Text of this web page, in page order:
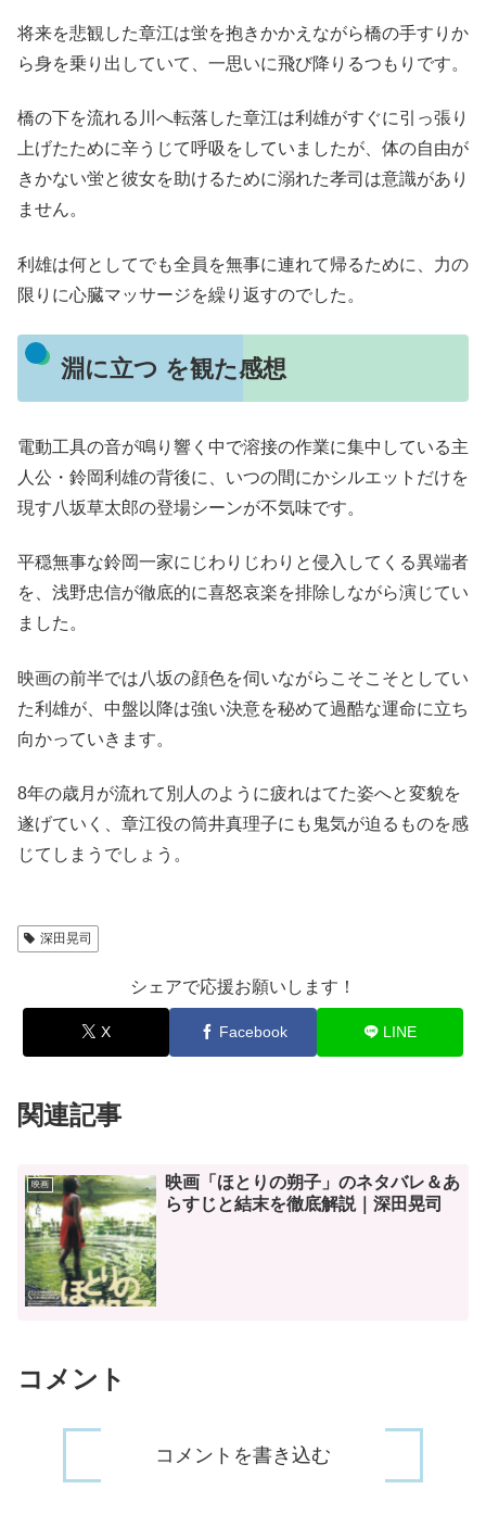
将来を悲観した章江は蛍を抱きかかえながら橋の手すりか
ら身を乗り出していて、一思いに飛び降りるつもりです。
橋の下を流れる川へ転落した章江は利雄がすぐに引っ張り
上げたために辛うじて呼吸をしていましたが、体の自由が
きかない蛍と彼女を助けるために溺れた孝司は意識があり
ません。
利雄は何としてでも全員を無事に連れて帰るために、力の
限りに心臓マッサージを繰り返すのでした。
淵に立つ を観た感想
電動工具の音が鳴り響く中で溶接の作業に集中している主
人公・鈴岡利雄の背後に、いつの間にかシルエットだけを
現す八坂草太郎の登場シーンが不気味です。
平穏無事な鈴岡一家にじわりじわりと侵入してくる異端者
を、浅野忠信が徹底的に喜怒哀楽を排除しながら演じてい
ました。
映画の前半では八坂の顔色を伺いながらこそこそとしてい
た利雄が、中盤以降は強い決意を秘めて過酷な運命に立ち
向かっていきます。
8年の歳月が流れて別人のように疲れはてた姿へと変貌を
遂げていく、章江役の筒井真理子にも鬼気が迫るものを感
じてしまうでしょう。
深田晃司
シェアで応援お願いします！
X Facebook LINE
関連記事
映画
映画「ほとりの朔子」のネタバレ＆あ
らすじと結末を徹底解説｜深田晃司
コメント
コメントを書き込む